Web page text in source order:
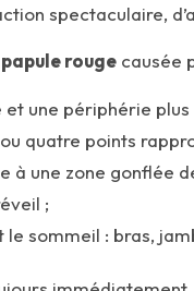
spectaculaire,
papule rouge causée
une périphérie plus
quatre points
à une zone gonflée
;
sommeil : bras,